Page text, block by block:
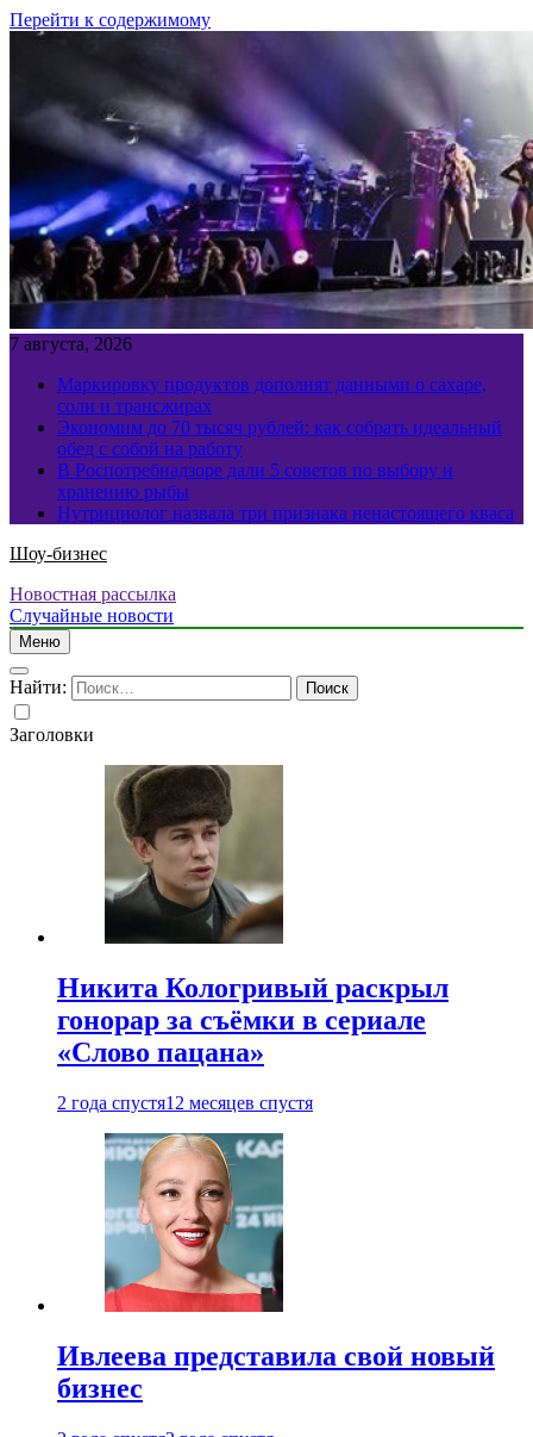
Перейти к содержимому
7 августа, 2026
Маркировку продуктов дополнят данными о сахаре,
соли и трансжирах
Экономим до 70 тысяч рублей: как собрать идеальный
обед с собой на работу
В Роспотребнадзоре дали 5 советов по выбору и
хранению рыбы
Нутрициолог назвала три признака ненастоящего кваса
Шоу-бизнес
Новостная рассылка
Случайные новости
Меню
Найти:
Заголовки
Никита Кологривый раскрыл
гонорар за съёмки в сериале
«Слово пацана»
2 года спустя12 месяцев спустя
Ивлеева представила свой новый
бизнес